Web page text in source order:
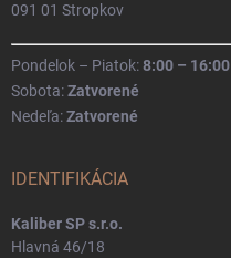
091 01 Stropkov
Pondelok – Piatok:8:00 – 16:00
Sobota:Zatvorené
Nedeľa:Zatvorené
IDENTIFIKÁCIA
Kaliber SP s.r.o.
Hlavná 46/18